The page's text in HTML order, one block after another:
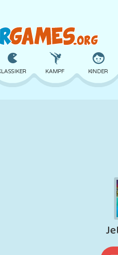
KAMPF KINDER
ROBOTER